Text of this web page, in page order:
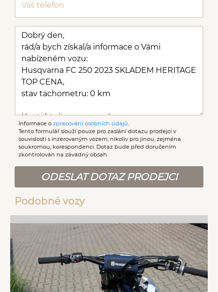
Informace o zpracování osobních údajů
Tento formulář slouží pouze pro zaslání dotazu prodejci v
souvislosti s inzerovaným vozem, nikoliv pro jinou, zejména
soukromou, korespondenci. Dotaz bude před doručením
zkontrolován na závadný obsah.
ODESLAT DOTAZ PRODEJCI
Podobné vozy